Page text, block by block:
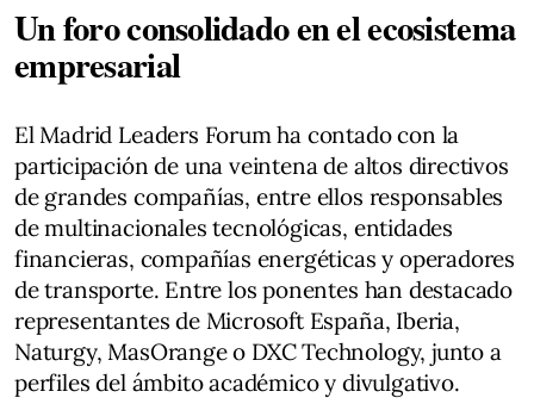
Un foro consolidado en el ecosistema
empresarial
El Madrid Leaders Forum ha contado con la
participación de una veintena de altos directivos
de grandes compañías, entre ellos responsables
de multinacionales tecnológicas, entidades
financieras, compañías energéticas y operadores
de transporte. Entre los ponentes han destacado
representantes de Microsoft España, Iberia,
Naturgy, MasOrange o DXC Technology, junto a
perfiles del ámbito académico y divulgativo.